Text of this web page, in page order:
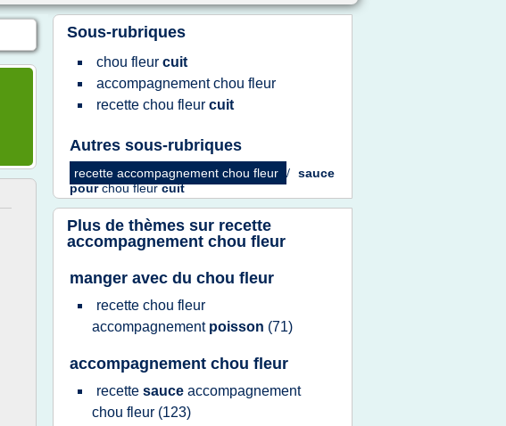
Sous-rubriques
chou fleur cuit
accompagnement chou fleur
recette chou fleur cuit
Autres sous-rubriques
recette accompagnement chou fleur / sauce
pourchou fleurcuit
Plus de thèmes sur recette
accompagnement chou fleur
manger avec du chou fleur
recette chou fleur
accompagnement poisson (71)
accompagnement chou fleur
recette sauce accompagnement
chou fleur (123)